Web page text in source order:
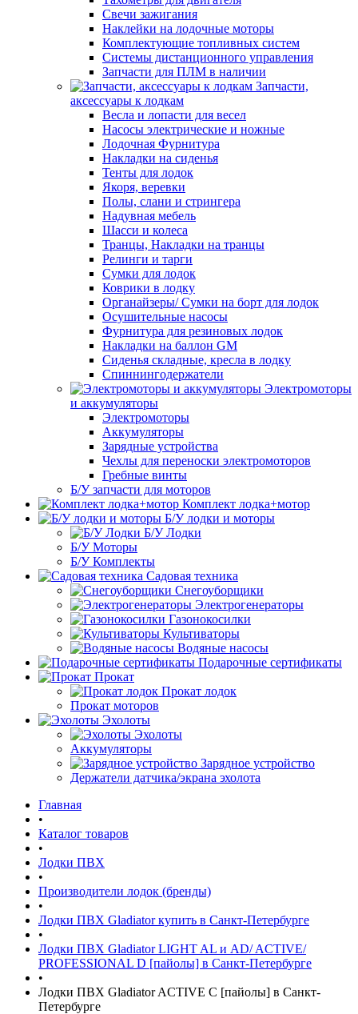
Свечи зажигания
Наклейки на лодочные моторы
Комплектующие топливных систем
Системы дистанционного управления
Запчасти для ПЛМ в наличии
Запчасти,
аксессуары к лодкам
Весла и лопасти для весел
Насосы электрические и ножные
Лодочная Фурнитура
Накладки на сиденья
Тенты для лодок
Якоря, веревки
Полы, слани и стрингера
Надувная мебель
Шасси и колеса
Транцы, Накладки на транцы
Релинги и тарги
Сумки для лодок
Коврики в лодку
Органайзеры/ Сумки на борт для лодок
Осушительные насосы
Фурнитура для резиновых лодок
Накладки на баллон GM
Сиденья складные, кресла в лодку
Спиннингодержатели
Электромоторы
и аккумуляторы
Электромоторы
Аккумуляторы
Зарядные устройства
Чехлы для переноски электромоторов
Гребные винты
Б/У запчасти для моторов
Комплект лодка+мотор
Б/У лодки и моторы
Б/У Лодки
Б/У Моторы
Б/У Комплекты
Садовая техника
Снегоуборщики
Электрогенераторы
Газонокосилки
Культиваторы
Водяные насосы
Подарочные сертификаты
Прокат
Прокат лодок
Прокат моторов
Эхолоты
Эхолоты
Аккумуляторы
Зарядное устройство
Держатели датчика/экрана эхолота
Главная
•
Каталог товаров
•
Лодки ПВХ
•
Производители лодок (бренды)
•
Лодки ПВХ Gladiator купить в Санкт-Петербурге
•
Лодки ПВХ Gladiator LIGHT AL и AD/ ACTIVE/
PROFESSIONAL D [пайолы] в Санкт-Петербурге
•
Лодки ПВХ Gladiator ACTIVE C [пайолы] в Санкт-
Петербурге